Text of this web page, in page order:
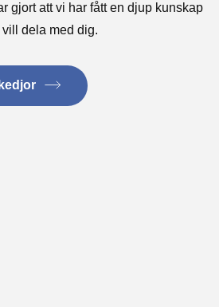
gjort att vi har fått en djup kunskap
dela med dig.